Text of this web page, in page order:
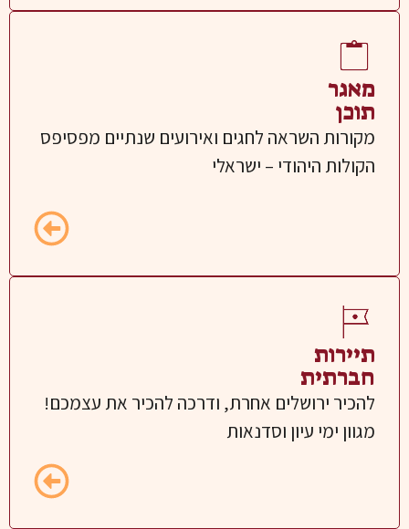
מאגר
תוכן
מקורות השראה לחגים ואירועים שנתיים מפסיפס
הקולות היהודי – ישראלי
תיירות
חברתית
להכיר ירושלים אחרת, ודרכה להכיר את עצמכם!
מגוון ימי עיון וסדנאות